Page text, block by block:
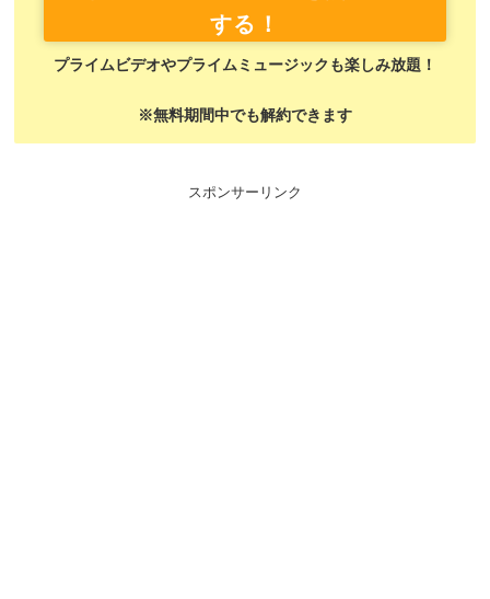
する！
プライムビデオやプライムミュージックも楽しみ放題！
※無料期間中でも解約できます
スポンサーリンク